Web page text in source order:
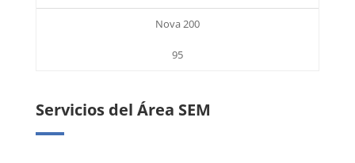
Nova 200
95
Servicios del Área SEM